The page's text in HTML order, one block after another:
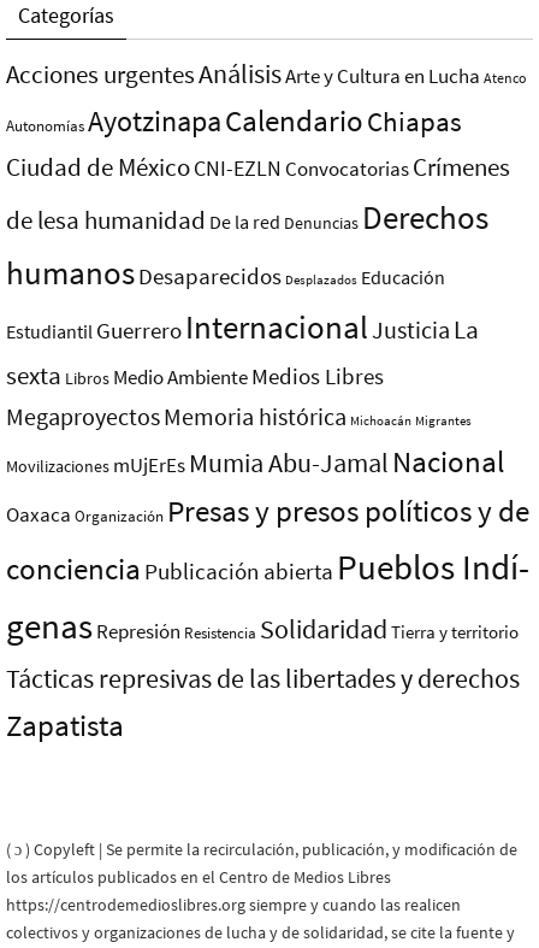
Categorías
Acciones urgentesAnálisisArte y Cultura en Lucha Atenco
AutonomíasAyotzinapaCalendarioChiapas
Ciudad de MéxicoCNI-EZLN ConvocatoriasCrímenes
de lesa humanidad De la red Denuncias Derechos
humanosDesaparecidos Desplazados Educación
Estudiantil Guerrero InternacionalJusticia La
sexta Libros Medio AmbienteMedios Libres
MegaproyectosMemoria histórica Michoacán Migrantes
Movilizaciones mUjErEs Mumia Abu-Jamal Nacional
Oaxaca Organización Presas y presos polí­ticos y de
conciencia Publicación abierta Pueblos Indí­
genasRepresión Resistencia Solidaridad Tierra y territorio
Tácticas represivas de las libertades y derechos
Zapatista
( ɔ ) Copyleft | Se permite la recirculación, publicación, y modificación de
los artículos publicados en el Centro de Medios Libres
https://centrodemedioslibres.org siempre y cuando las realicen
colectivos y organizaciones de lucha y de solidaridad, se cite la fuente y